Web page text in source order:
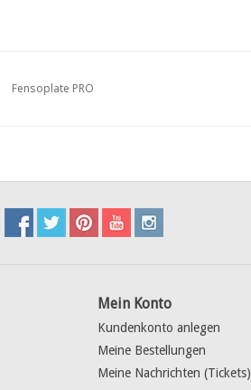
Fensoplate PRO
Mein Konto
Kundenkonto anlegen
Meine Bestellungen
Meine Nachrichten (Tickets)